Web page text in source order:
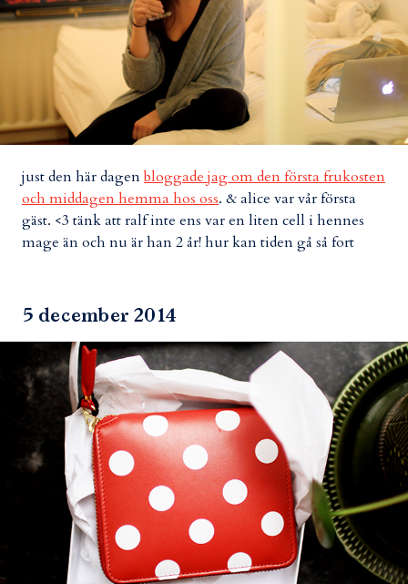
just den här dagenbloggade jag om den första frukosten
och middagen hemma hos oss. & alice var vår första
gäst. <3 tänk att ralf inte ens var en liten cell i hennes
mage än och nu är han 2 år! hur kan tiden gå så fort
5 december 2014